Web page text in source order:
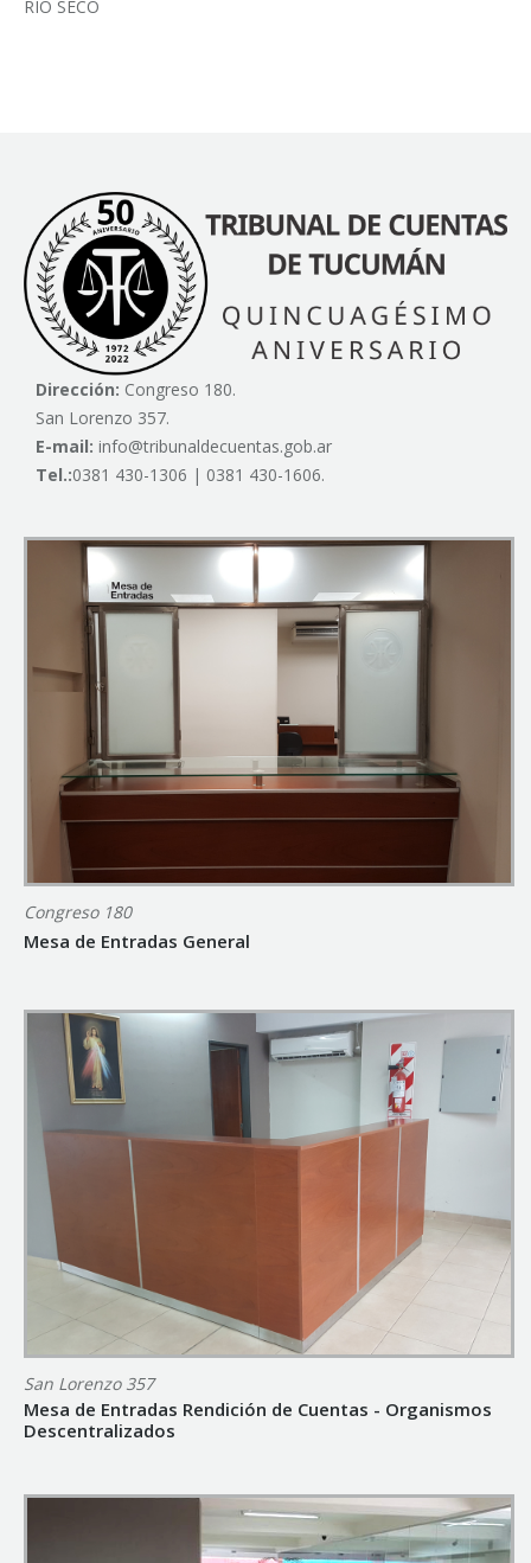
RÍO SECO
Dirección: Congreso 180.
San Lorenzo 357.
E-mail: info@tribunaldecuentas.gob.ar
Tel.:0381 430-1306 | 0381 430-1606.
Congreso 180
Mesa de Entradas General
San Lorenzo 357
Mesa de Entradas Rendición de Cuentas - Organismos
Descentralizados